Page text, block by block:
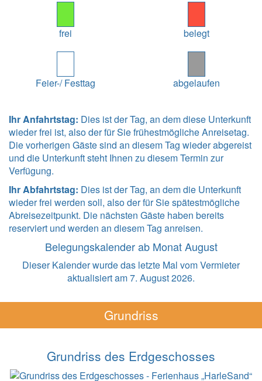
frei belegt
Feier-/ Festtag abgelaufen
Ihr Anfahrtstag: Dies ist der Tag, an dem diese Unterkunft
wieder frei ist, also der für Sie frühestmögliche Anreisetag.
Die vorherigen Gäste sind an diesem Tag wieder abgereist
und die Unterkunft steht Ihnen zu diesem Termin zur
Verfügung.
Ihr Abfahrtstag: Dies ist der Tag, an dem die Unterkunft
wieder frei werden soll, also der für Sie spätestmögliche
Abreisezeitpunkt. Die nächsten Gäste haben bereits
reserviert und werden an diesem Tag anreisen.
Belegungskalender ab Monat August
Dieser Kalender wurde das letzte Mal vom Vermieter
aktualisiert am 7. August 2026.
Grundriss
Grundriss des Erdgeschosses